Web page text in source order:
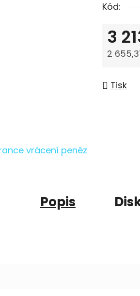
Kód:
3
2
Tisk
vrácení peněz
Popis